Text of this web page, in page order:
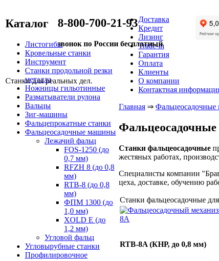
8-800-700-21-93
звонок по России бесплатный
Станки для реальных дел.
Каталог
Листогибы
Кровельные станки
Инструмент
Станки продольной резки
металла
Ножницы гильотинные
Разматыватели рулона
Вальцы
Зиг-машины
Фальцепрокатные станки
Фальцеосадочные машины
Лежачий фальц
FOS-1250 (до
0,7 мм)
RFZH 8 (до 0,8
мм)
RTB-8 (до 0,8
мм)
ФПМ 1300 (до
1,0 мм)
XOLD E (до
1,2 мм)
Угловой фальц
Угловырубные станки
Профилировочное
Доставка
Кредит
Лизинг
Trade-in
Гарантия
Оплата
Клиенты
О компании
Контактная
Главная ⇒
Станки фальцеосадочные
жестяных работах,
Специалисты компании
цеха, доставке, обучению
Станки фальцеосадочные
RTB-8A (КНР, до 0,8 мм)